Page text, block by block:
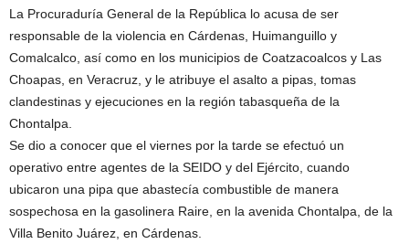
La Procuraduría General de la República lo acusa de ser
responsable de la violencia en Cárdenas, Huimanguillo y
Comalcalco, así como en los municipios de Coatzacoalcos y Las
Choapas, en Veracruz, y le atribuye el asalto a pipas, tomas
clandestinas y ejecuciones en la región tabasqueña de la
Chontalpa.
Se dio a conocer que el viernes por la tarde se efectuó un
operativo entre agentes de la SEIDO y del Ejército, cuando
ubicaron una pipa que abastecía combustible de manera
sospechosa en la gasolinera Raire, en la avenida Chontalpa, de la
Villa Benito Juárez, en Cárdenas.